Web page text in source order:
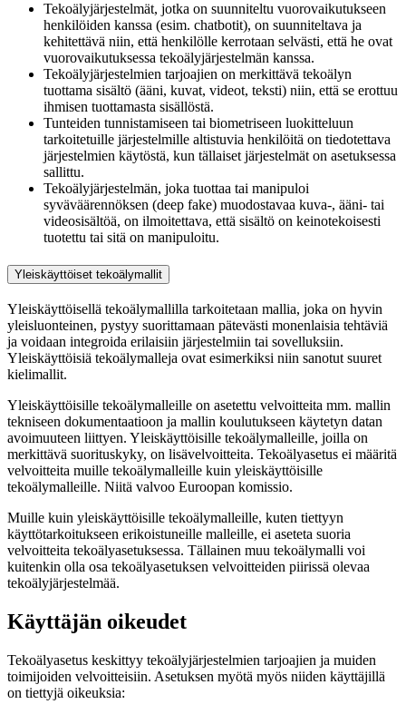
Tekoälyjärjestelmät, jotka on suunniteltu vuorovaikutukseen
henkilöiden kanssa (esim. chatbotit), on suunniteltava ja
kehitettävä niin, että henkilölle kerrotaan selvästi, että he ovat
vuorovaikutuksessa tekoälyjärjestelmän kanssa.
Tekoälyjärjestelmien tarjoajien on merkittävä tekoälyn
tuottama sisältö (ääni, kuvat, videot, teksti) niin, että se erottuu
ihmisen tuottamasta sisällöstä.
Tunteiden tunnistamiseen tai biometriseen luokitteluun
tarkoitetuille järjestelmille altistuvia henkilöitä on tiedotettava
järjestelmien käytöstä, kun tällaiset järjestelmät on asetuksessa
sallittu.
Tekoälyjärjestelmän, joka tuottaa tai manipuloi
syväväärennöksen (deep fake) muodostavaa kuva-, ääni- tai
videosisältöä, on ilmoitettava, että sisältö on keinotekoisesti
tuotettu tai sitä on manipuloitu.
Yleiskäyttöiset tekoälymallit
Yleiskäyttöisellä tekoälymallilla tarkoitetaan mallia, joka on hyvin
yleisluonteinen, pystyy suorittamaan pätevästi monenlaisia tehtäviä
ja voidaan integroida erilaisiin järjestelmiin tai sovelluksiin.
Yleiskäyttöisiä tekoälymalleja ovat esimerkiksi niin sanotut suuret
kielimallit.
Yleiskäyttöisille tekoälymalleille on asetettu velvoitteita mm. mallin
tekniseen dokumentaatioon ja mallin koulutukseen käytetyn datan
avoimuuteen liittyen. Yleiskäyttöisille tekoälymalleille, joilla on
merkittävä suorituskyky, on lisävelvoitteita. Tekoälyasetus ei määritä
velvoitteita muille tekoälymalleille kuin yleiskäyttöisille
tekoälymalleille. Niitä valvoo Euroopan komissio.
Muille kuin yleiskäyttöisille tekoälymalleille, kuten tiettyyn
käyttötarkoitukseen erikoistuneille malleille, ei aseteta suoria
velvoitteita tekoälyasetuksessa. Tällainen muu tekoälymalli voi
kuitenkin olla osa tekoälyasetuksen velvoitteiden piirissä olevaa
tekoälyjärjestelmää.
Käyttäjän oikeudet
Tekoälyasetus keskittyy tekoälyjärjestelmien tarjoajien ja muiden
toimijoiden velvoitteisiin. Asetuksen myötä myös niiden käyttäjillä
on tiettyjä oikeuksia: